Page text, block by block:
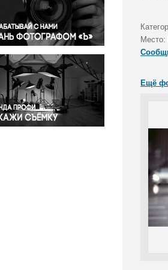
Правосудие
Происшествия и конфликты
Религия
Светская жизнь
Спорт
Экология
Экономика и бизнес
Место:
Ещё